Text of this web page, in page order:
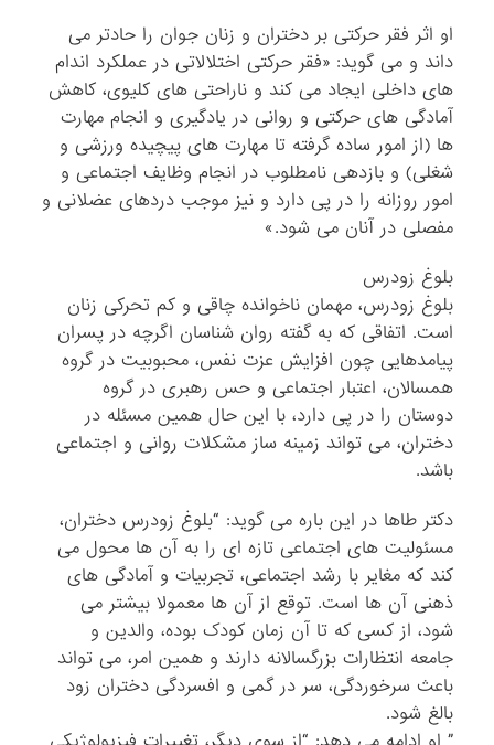
او اثر فقر حرکتی بر دختران و زنان جوان را حادتر می
داند و می گوید: «فقر حرکتی اختلالاتی در عملکرد اندام
های داخلی ایجاد می کند و ناراحتی های کلیوی، کاهش
آمادگی های حرکتی و روانی در یادگیری و انجام مهارت
ها (از امور ساده گرفته تا مهارت های پیچیده ورزشی و
شغلی) و بازدهی نامطلوب در انجام وظایف اجتماعی و
امور روزانه را در پی دارد و نیز موجب دردهای عضلانی و
مفصلی در آنان می شود.»
بلوغ زودرس
بلوغ زودرس، مهمان ناخوانده چاقی و کم تحرکی زنان
است. اتفاقی که به گفته روان شناسان اگرچه در پسران
پیامدهایی چون افزایش عزت نفس، محبوبیت در گروه
همسالان، اعتبار اجتماعی و حس رهبری در گروه
دوستان را در پی دارد، با این حال همین مسئله در
دختران، می تواند زمینه ساز مشکلات روانی و اجتماعی
باشد.
دکتر طاها در این باره می گوید: “بلوغ زودرس دختران،
مسئولیت های اجتماعی تازه ای را به آن ها محول می
کند که مغایر با رشد اجتماعی، تجربیات و آمادگی های
ذهنی آن ها است. توقع از آن ها معمولا بیشتر می
شود، از کسی که تا آن زمان کودک بوده، والدین و
جامعه انتظارات بزرگسالانه دارند و همین امر، می تواند
باعث سرخوردگی، سر در گمی و افسردگی دختران زود
بالغ شود.